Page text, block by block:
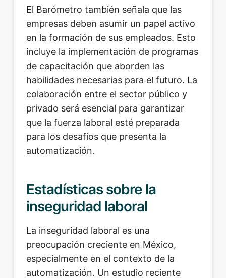
El Barómetro también señala que las
empresas deben asumir un papel activo
en la formación de sus empleados. Esto
incluye la implementación de programas
de capacitación que aborden las
habilidades necesarias para el futuro. La
colaboración entre el sector público y
privado será esencial para garantizar
que la fuerza laboral esté preparada
para los desafíos que presenta la
automatización.
Estadísticas sobre la
inseguridad laboral
La inseguridad laboral es una
preocupación creciente en México,
especialmente en el contexto de la
automatización. Un estudio reciente